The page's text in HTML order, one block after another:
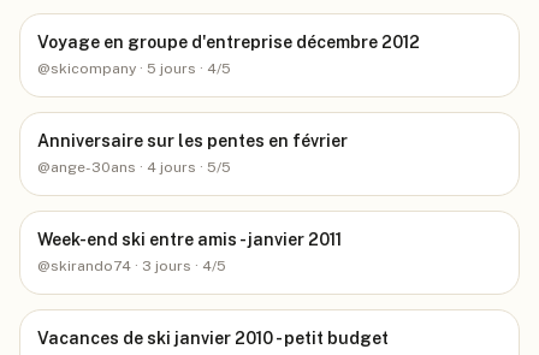
Voyage en groupe d'entreprise décembre 2012
@skicompany · 5 jours · 4/5
Anniversaire sur les pentes en février
@ange-30ans · 4 jours · 5/5
Week-end ski entre amis - janvier 2011
@skirando74 · 3 jours · 4/5
Vacances de ski janvier 2010 - petit budget